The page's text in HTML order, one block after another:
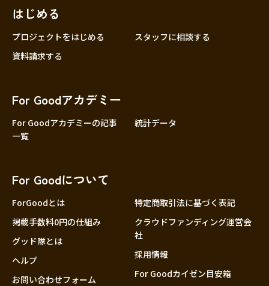
大分
はじめる
プロジェクトをはじめる
スタッフに相談する
資料請求する
For Goodアカデミー
For Goodアカデミーの記事
一覧
統計データ
For Goodについて
ForGoodとは
掲載手数料0円の仕組み
グッド隊とは
ヘルプ
お問い合わせフォーム
特定商取引法に基づく表記
クラウドファンディング運営会
社
採用情報
For Goodカイゼン目安箱